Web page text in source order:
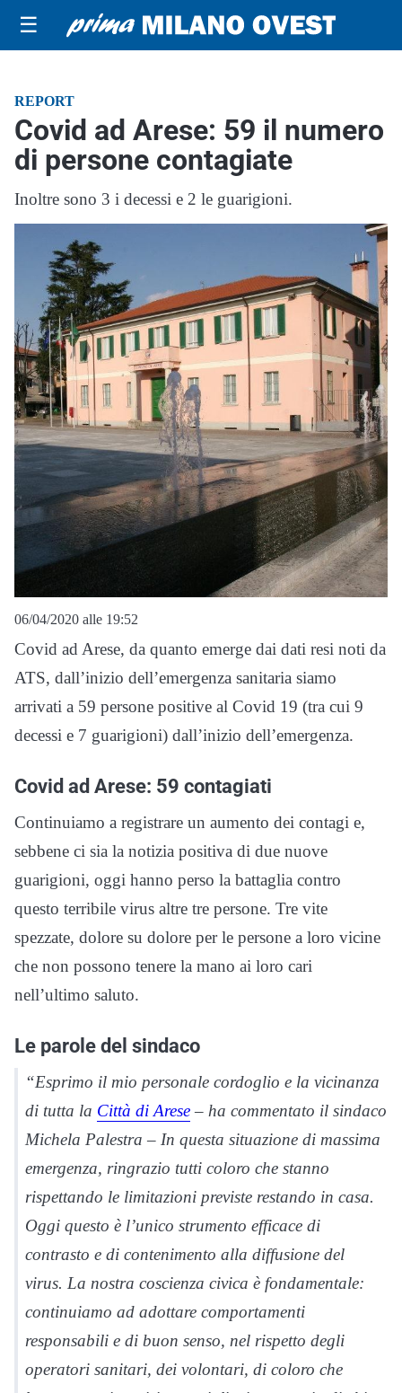
☰
REPORT
Covid ad Arese: 59 il numero
di persone contagiate
Inoltre sono 3 i decessi e 2 le guarigioni.
06/04/2020 alle 19:52
Covid ad Arese, da quanto emerge dai dati resi noti da
ATS, dall’inizio dell’emergenza sanitaria siamo
arrivati a 59 persone positive al Covid 19 (tra cui 9
decessi e 7 guarigioni) dall’inizio dell’emergenza.
Covid ad Arese: 59 contagiati
Continuiamo a registrare un aumento dei contagi e,
sebbene ci sia la notizia positiva di due nuove
guarigioni, oggi hanno perso la battaglia contro
questo terribile virus altre tre persone. Tre vite
spezzate, dolore su dolore per le persone a loro vicine
che non possono tenere la mano ai loro cari
nell’ultimo saluto.
Le parole del sindaco
“Esprimo il mio personale cordoglio e la vicinanza
di tutta la Città di Arese– ha commentato il sindaco
Michela Palestra – In questa situazione di massima
emergenza, ringrazio tutti coloro che stanno
rispettando le limitazioni previste restando in casa.
Oggi questo è l’unico strumento efficace di
contrasto e di contenimento alla diffusione del
virus. La nostra coscienza civica è fondamentale:
continuiamo ad adottare comportamenti
responsabili e di buon senso, nel rispetto degli
operatori sanitari, dei volontari, di coloro che